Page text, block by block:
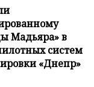
Мадьяра» в
систем
«Днепр»